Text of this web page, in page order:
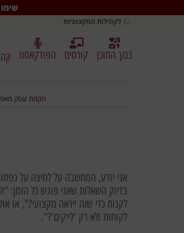
לקהילות המקצועיות
גנזך התוכן קורסים הפודקאסט
הקמת עסק
בדיוק השאלות שאני פוגש כל הזמן:
לקנות כדי שזה ייראה מקצועי?", או
לקוחות ולא רק 'לייקים'?".